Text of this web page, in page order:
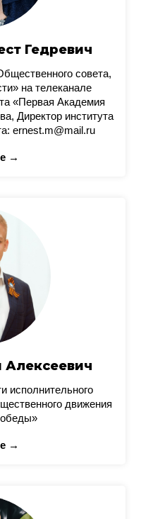
Гедревич
совета,
на телеканале
«Первая Академия
Директор института
ernest.m@mail.ru
→
Алексеевич
исполнительного
движения
→